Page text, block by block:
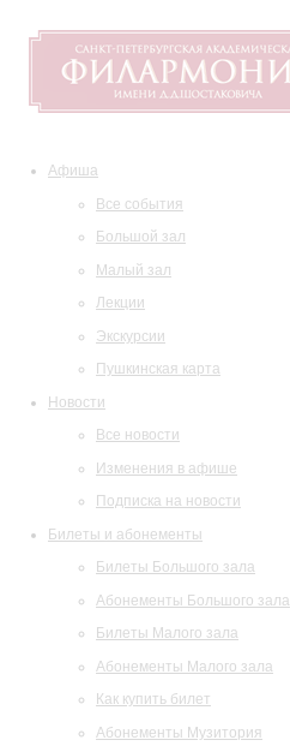
Афиша
Все события
Большой зал
Малый зал
Лекции
Экскурсии
Пушкинская карта
Новости
Все новости
Изменения в афише
Подписка на новости
Билеты и абонементы
Билеты Большого зала
Абонементы Большого зала
Билеты Малого зала
Абонементы Малого зала
Как купить билет
Абонементы Музитория